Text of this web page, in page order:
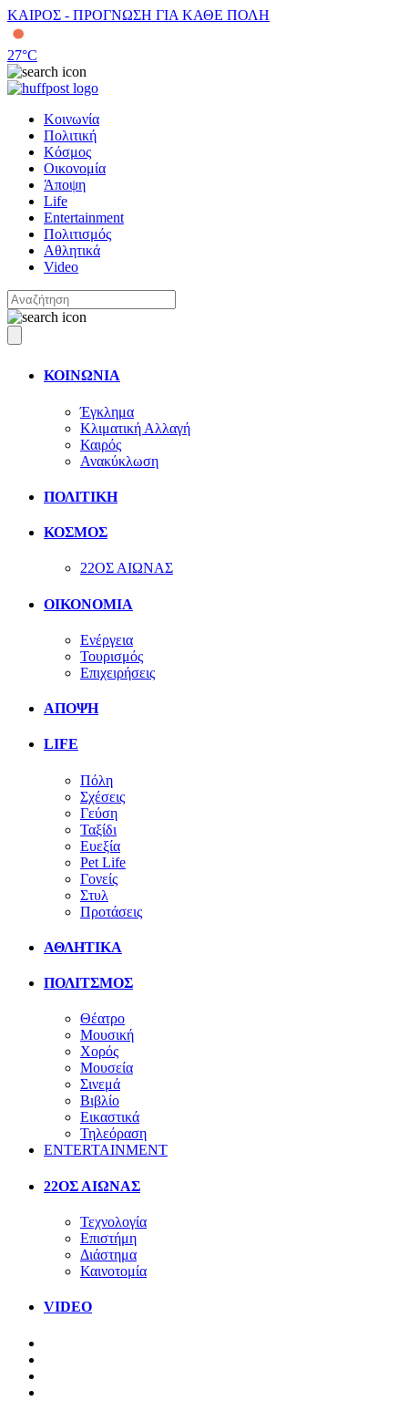
ΚΑΙΡΟΣ - ΠΡΟΓΝΩΣΗ ΓΙΑ ΚΑΘΕ ΠΟΛΗ
27°C
Κοινωνία
Πολιτική
Κόσμος
Οικονομία
Άποψη
Life
Entertainment
Πολιτισμός
Αθλητικά
Video
ΚΟΙΝΩΝΙΑ
Έγκλημα
Κλιματική Αλλαγή
Καιρός
Ανακύκλωση
ΠΟΛΙΤΙΚΗ
ΚΟΣΜΟΣ
22ΟΣ ΑΙΩΝΑΣ
ΟΙΚΟΝΟΜΙΑ
Ενέργεια
Τουρισμός
Επιχειρήσεις
ΑΠΟΨΗ
LIFE
Πόλη
Σχέσεις
Γεύση
Ταξίδι
Ευεξία
Pet Life
Γονείς
Στυλ
Προτάσεις
ΑΘΛΗΤΙΚΑ
ΠΟΛΙΤΣΜΟΣ
Θέατρο
Μουσική
Χορός
Μουσεία
Σινεμά
Βιβλίο
Εικαστικά
Τηλεόραση
ENTERTAINMENT
22ΟΣ ΑΙΩΝΑΣ
Τεχνολογία
Επιστήμη
Διάστημα
Καινοτομία
VIDEO